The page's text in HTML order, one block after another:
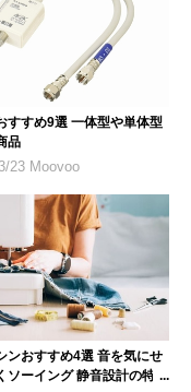
すすめ9選 一体型や単体型
品
23 Moovoo
ンおすすめ4選 音を気にせ
ソーイング 静音設計の特徴